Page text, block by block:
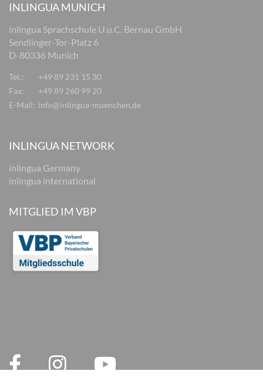
INLINGUA MUNICH
inlingua Sprachschule U.u.C. Bernau GmbH
Sendlinger-Tor-Platz 6
D-80336 Munich
Tel.:
+49 89 231 15 30
Fax:
+49 89 260 99 20
E-Mail: info@inlingua-muenchen.de
INLINGUA NETWORK
inlingua Germany
inlingua international
MITGLIED IM VBP